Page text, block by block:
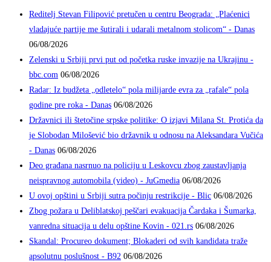
Reditelj Stevan Filipović pretučen u centru Beograda: „Plaćenici
vladajuće partije me šutirali i udarali metalnom stolicom“ - Danas
06/08/2026
Zelenski u Srbiji prvi put od početka ruske invazije na Ukrajinu -
bbc.com 06/08/2026
Radar: Iz budžeta „odletelo“ pola milijarde evra za „rafale“ pola
godine pre roka - Danas 06/08/2026
Državnici ili štetočine srpske politike: O izjavi Milana St. Protića da
je Slobodan Milošević bio državnik u odnosu na Aleksandara Vučića
- Danas 06/08/2026
Deo građana nasrnuo na policiju u Leskovcu zbog zaustavljanja
neispravnog automobila (video) - JuGmedia 06/08/2026
U ovoj opštini u Srbiji sutra počinju restrikcije - Blic 06/08/2026
Zbog požara u Deliblatskoj peščari evakuacija Čardaka i Šumarka,
vanredna situacija u delu opštine Kovin - 021.rs 06/08/2026
Skandal: Procureo dokument; Blokaderi od svih kandidata traže
apsolutnu poslušnost - B92 06/08/2026